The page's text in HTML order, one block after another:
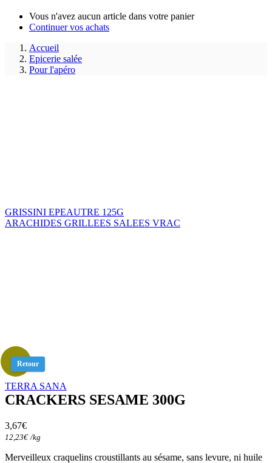
Vous n'avez aucun article dans votre panier
Continuer vos achats
Accueil
Epicerie salée
Pour l'apéro
GRISSINI EPEAUTRE 125G
ARACHIDES GRILLEES SALEES VRAC
Retour
TERRA SANA
CRACKERS SESAME 300G
3,67€
12,23€ /kg
Merveilleux craquelins croustillants au sésame, sans levure, ni huile